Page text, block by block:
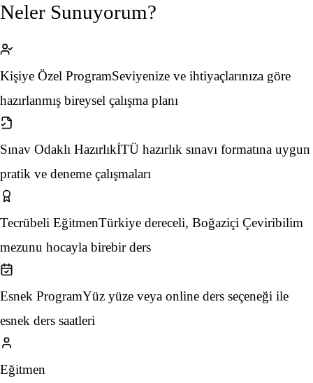
Neler Sunuyorum?
Kişiye Özel ProgramSeviyenize ve ihtiyaçlarınıza göre
hazırlanmış bireysel çalışma planı
Sınav Odaklı HazırlıkİTÜ hazırlık sınavı formatına uygun
pratik ve deneme çalışmaları
Tecrübeli EğitmenTürkiye dereceli, Boğaziçi Çeviribilim
mezunu hocayla birebir ders
Esnek ProgramYüz yüze veya online ders seçeneği ile
esnek ders saatleri
Eğitmen